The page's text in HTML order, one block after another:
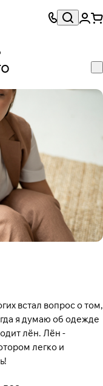
встал вопрос о том,
я думаю об одежде
лён. Лён -
легко и